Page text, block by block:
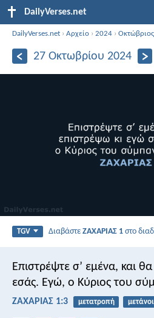
DailyVerses.net
DailyVerses.net ›Αρχείο ›2024 ›Οκτώβριος
27 Οκτωβρίου 2024
TGV ΔιαβάστεΖΑΧΑΡΙΑΣ 1 στο
Επιστρέψτε σ’ εμένα, και
εσάς. Εγώ, ο Κύριος του
ΖΑΧΑΡΙΑΣ 1:3 μετατροπή